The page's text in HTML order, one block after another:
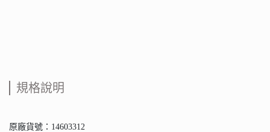
規格說明
原廠貨號：14603312